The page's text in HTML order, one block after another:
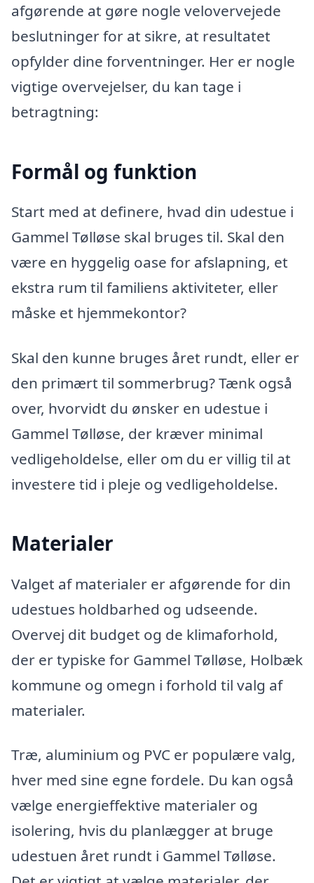
afgørende at gøre nogle velovervejede
beslutninger for at sikre, at resultatet
opfylder dine forventninger. Her er nogle
vigtige overvejelser, du kan tage i
betragtning:
Formål og funktion
Start med at definere, hvad din udestue i
Gammel Tølløse skal bruges til. Skal den
være en hyggelig oase for afslapning, et
ekstra rum til familiens aktiviteter, eller
måske et hjemmekontor?
Skal den kunne bruges året rundt, eller er
den primært til sommerbrug? Tænk også
over, hvorvidt du ønsker en udestue i
Gammel Tølløse, der kræver minimal
vedligeholdelse, eller om du er villig til at
investere tid i pleje og vedligeholdelse.
Materialer
Valget af materialer er afgørende for din
udestues holdbarhed og udseende.
Overvej dit budget og de klimaforhold,
der er typiske for Gammel Tølløse, Holbæk
kommune og omegn i forhold til valg af
materialer.
Træ, aluminium og PVC er populære valg,
hver med sine egne fordele. Du kan også
vælge energieffektive materialer og
isolering, hvis du planlægger at bruge
udestuen året rundt i Gammel Tølløse.